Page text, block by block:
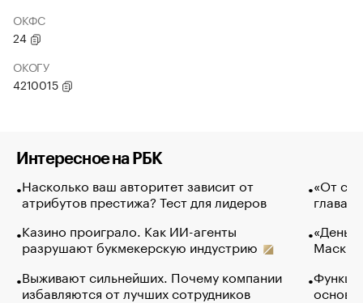
ОКФС
24
ОКОГУ
4210015
Интересное на РБК
Насколько ваш авторитет зависит от
атрибутов престижа? Тест для лидеров
Казино проиграло. Как ИИ-агенты
разрушают букмекерскую индустрию
Выживают сильнейших. Почему компании
избавляются от лучших сотрудников
«От
глава
Маск в
основ